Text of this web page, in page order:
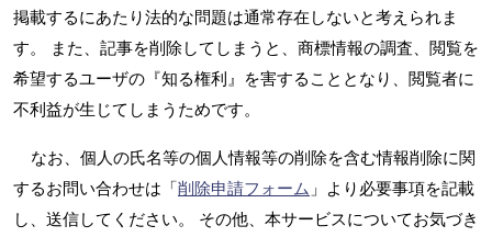
掲載するにあたり法的な問題は通常存在しないと考えられま
す。 また、記事を削除してしまうと、商標情報の調査、閲覧を
希望するユーザの『知る権利』を害することとなり、閲覧者に
不利益が生じてしまうためです。
なお、個人の氏名等の個人情報等の削除を含む情報削除に関
するお問い合わせは「削除申請フォーム 」より必要事項を記載
し、送信してください。 その他、本サービスについてお気づき